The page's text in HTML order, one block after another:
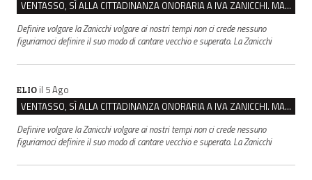
VENTASSO, SÌ ALLA CITTADINANZA ONORARIA A IVA ZANICCHI. MA BARGIACCHI: “È DI PESSIMO GUSTO”
Definire volgare la Zanicchi volgare ai nostri tempi non ci crede nessuno
figuriamoci definire il suo modo di cantare vecchio e superato. La Zanicchi
ELIO il 5 Ago
VENTASSO, SÌ ALLA CITTADINANZA ONORARIA A IVA ZANICCHI. MA BARGIACCHI: “È DI PESSIMO GUSTO”
Definire volgare la Zanicchi volgare ai nostri tempi non ci crede nessuno
figuriamoci definire il suo modo di cantare vecchio e superato. La Zanicchi